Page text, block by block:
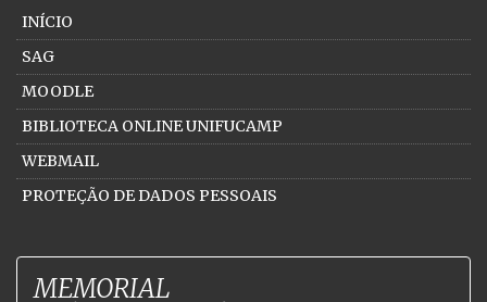
INÍCIO
SAG
MOODLE
BIBLIOTECA ONLINE UNIFUCAMP
WEBMAIL
PROTEÇÃO DE DADOS PESSOAIS
MEMORIAL